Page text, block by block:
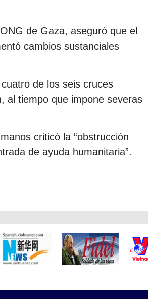
de Gaza, aseguró que el
cambios sustanciales
de los seis cruces
al tiempo que impone severas
criticó la “obstrucción
de ayuda humanitaria”.